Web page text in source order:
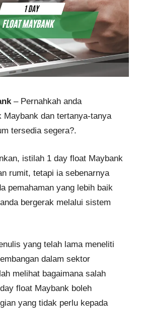
– Pernahkah anda
Maybank dan tertanya-tanya
tersedia segera?.
istilah 1 day float Maybank
rumit, tetapi ia sebenarnya
pemahaman yang lebih baik
bergerak melalui sistem
yang telah lama meneliti
dalam sektor
melihat bagaimana salah
float Maybank boleh
yang tidak perlu kepada